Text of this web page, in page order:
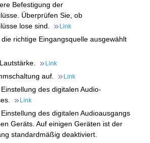
Befestigung der
Überprüfen Sie, ob
lose sind.
Link
richtige Eingangsquelle ausgewählt
Link
auf. Link
des digitalen Audio-
Link
des digitalen Audioausgangs
Geräts. Auf einigen Geräten ist der
standardmäßig deaktiviert.